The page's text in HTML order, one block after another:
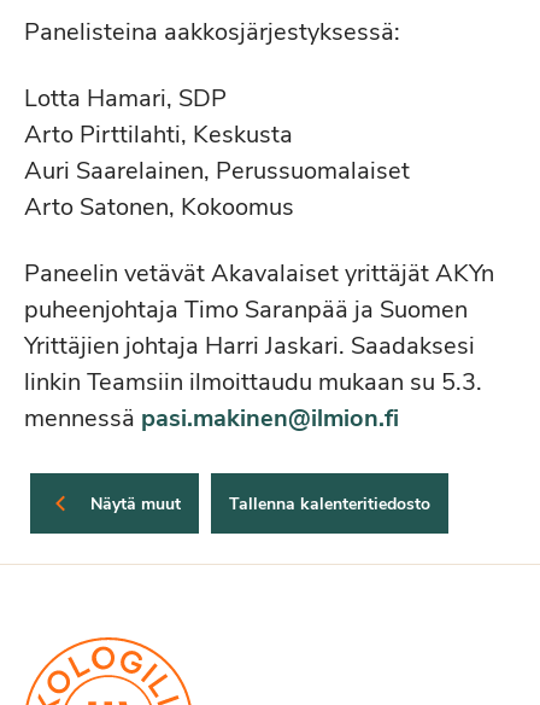
Panelisteina aakkosjärjestyksessä:
Lotta Hamari, SDP
Arto Pirttilahti, Keskusta
Auri Saarelainen, Perussuomalaiset
Arto Satonen, Kokoomus
Paneelin vetävät Akavalaiset yrittäjät AKYn
puheenjohtaja Timo Saranpää ja Suomen
Yrittäjien johtaja Harri Jaskari. Saadaksesi
linkin Teamsiin ilmoittaudu mukaan su 5.3.
mennessä pasi.makinen@ilmion.fi
Näytä muut